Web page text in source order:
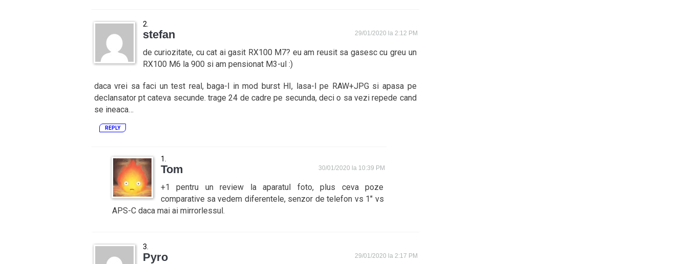
stefan 29/01/2020 la 2:12 PM
de curiozitate, cu cat ai gasit RX100 M7? eu am reusit sa gasesc cu greu un
RX100 M6 la 900 si am pensionat M3-ul :)
daca vrei sa faci un test real, baga-l in mod burst HI, lasa-l pe RAW+JPG si apasa pe
declansator pt cateva secunde. trage 24 de cadre pe secunda, deci o sa vezi repede cand
se ineaca…
REPLY
Tom 30/01/2020 la 10:39 PM
+1 pentru un review la aparatul foto, plus ceva poze
comparative sa vedem diferentele, senzor de telefon vs 1″ vs
APS-C daca mai ai mirrorlessul.
Pyro 29/01/2020 la 2:17 PM